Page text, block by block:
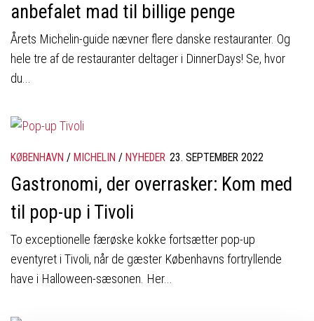
anbefalet mad til billige penge
Årets Michelin-guide nævner flere danske restauranter. Og
hele tre af de restauranter deltager i DinnerDays! Se, hvor
du...
KØBENHAVN / MICHELIN / NYHEDER 23. SEPTEMBER 2022
Gastronomi, der overrasker: Kom med
til pop-up i Tivoli
To exceptionelle færøske kokke fortsætter pop-up
eventyret i Tivoli, når de gæster Københavns fortryllende
have i Halloween-sæsonen. Her...